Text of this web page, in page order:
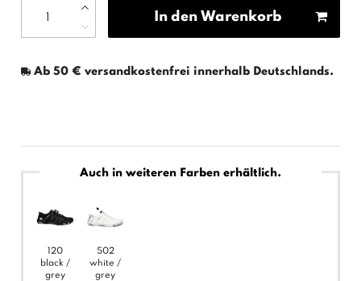
In den Warenkorb
Ab 50 € versandkostenfrei innerhalb Deutschlands.
Auch in weiteren Farben erhältlich.
120
black /
grey
502
white /
grey